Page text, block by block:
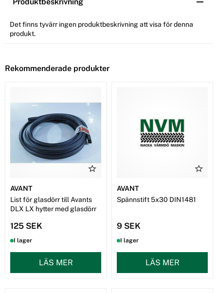
Produktbeskrivning
Det finns tyvärr ingen produktbeskrivning att visa för denna
produkt.
Rekommenderade produkter
AVANT
List för glasdörr till Avants
DLX LX hytter med glasdörr
125 SEK
I lager
LÄS MER
AVANT
Spännstift 5x30 DIN1481
9 SEK
I lager
LÄS MER